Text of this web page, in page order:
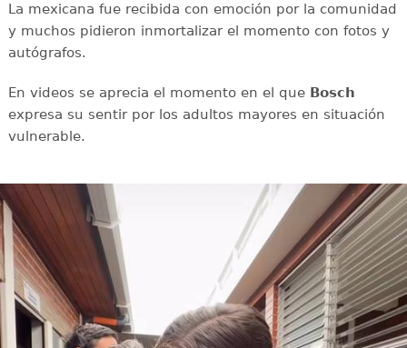
La mexicana fue recibida con emoción por la comunidad
y muchos pidieron inmortalizar el momento con fotos y
autógrafos.
En videos se aprecia el momento en el queBosch
expresa su sentir por los adultos mayores en situación
vulnerable.